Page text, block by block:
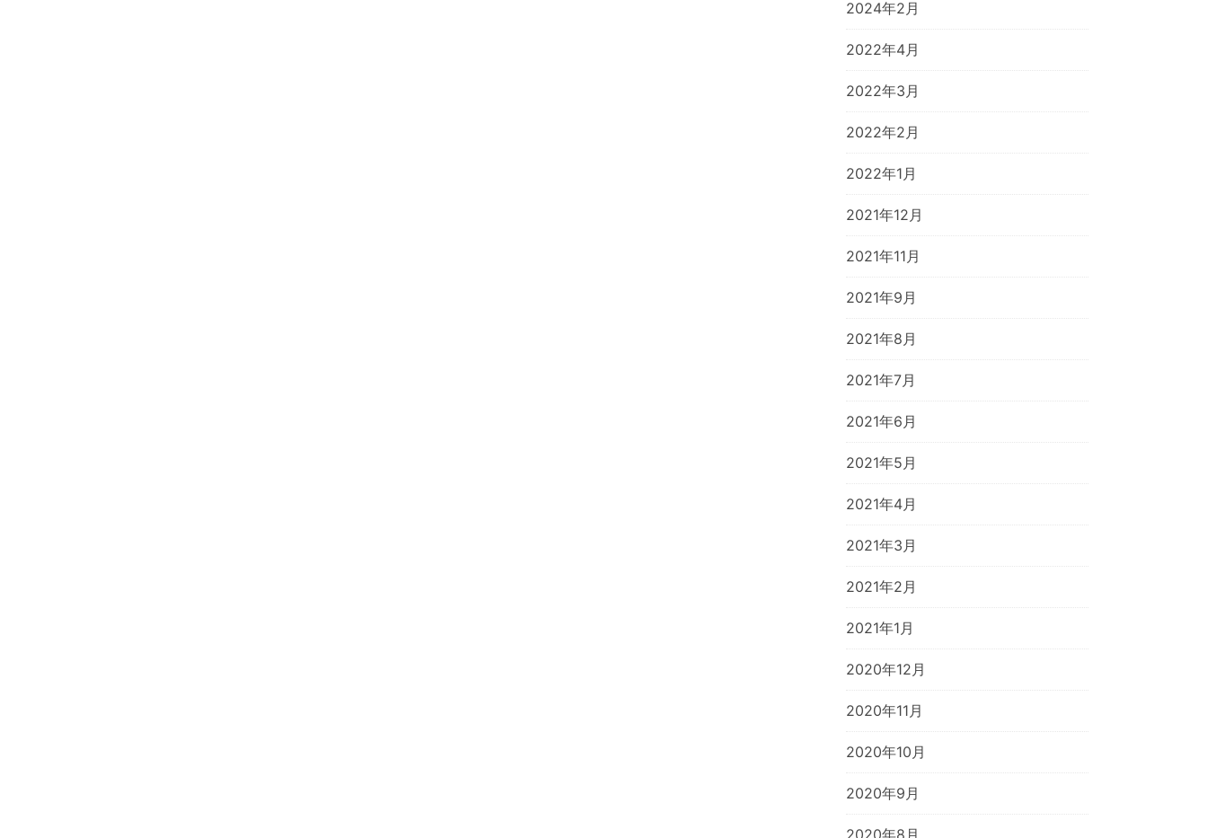
2024年2月
2022年4月
2022年3月
2022年2月
2022年1月
2021年12月
2021年11月
2021年9月
2021年8月
2021年7月
2021年6月
2021年5月
2021年4月
2021年3月
2021年2月
2021年1月
2020年12月
2020年11月
2020年10月
2020年9月
2020年8月